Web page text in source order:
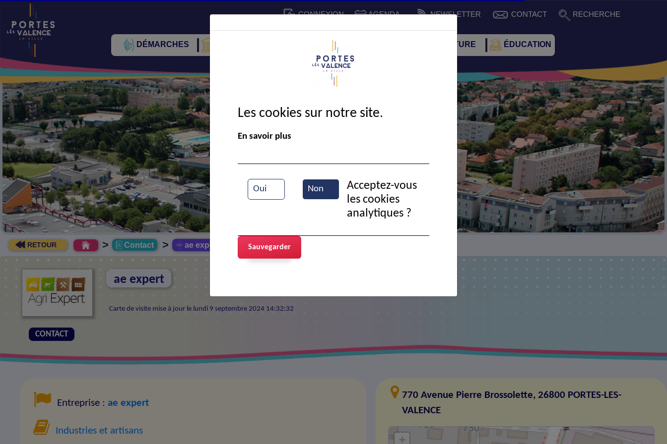
CONNEXION AGENDA NEWSLETTER CONTACT RECHERCHE
DÉMARCHES CADRE DE VIE SPORT ET CULTURE ÉDUCATION
Vue aérienne de la ville
Précédent Suivant
RETOUR > Contact > ae expert
ae expert
Carte de visite mise à jour le lundi 9 septembre 2024 14:32:32
CONTACT
Entreprise : ae expert
Industries et artisans
770 Avenue Pierre Brossolette, 26800 PORTES-LES-
VALENCE
+
Les cookies sur notre site.
En savoir plus
Oui Non
Acceptez-vous
les cookies
analytiques ?
Sauvegarder